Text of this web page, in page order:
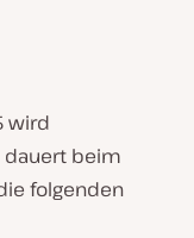
wird
dauert beim
folgenden